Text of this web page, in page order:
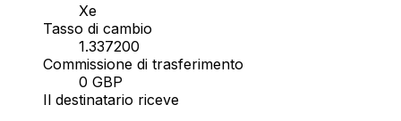
Xe
Tasso di cambio
1.337200
Commissione di trasferimento
0 GBP
Il destinatario riceve